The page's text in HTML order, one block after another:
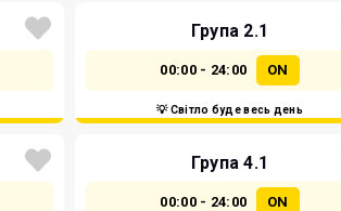
Група 2.1
00:00 - 24:00 ON
💡 Світло буде весь день
Група 4.1
00:00 - 24:00 ON